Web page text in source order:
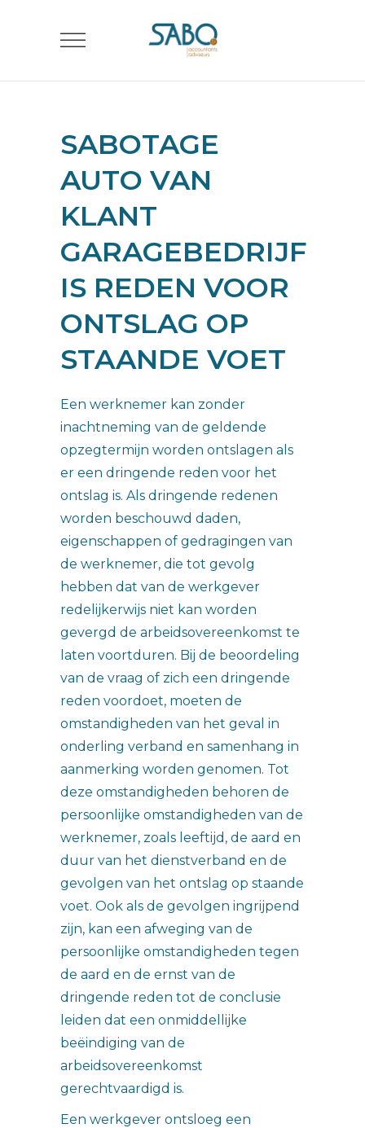
SABOTAGE
AUTO VAN
KLANT
GARAGEBEDRIJF
IS REDEN VOOR
ONTSLAG OP
STAANDE VOET
Een werknemer kan zonder
inachtneming van de geldende
opzegtermijn worden ontslagen als
er een dringende reden voor het
ontslag is. Als dringende redenen
worden beschouwd daden,
eigenschappen of gedragingen van
de werknemer, die tot gevolg
hebben dat van de werkgever
redelijkerwijs niet kan worden
gevergd de arbeidsovereenkomst te
laten voortduren. Bij de beoordeling
van de vraag of zich een dringende
reden voordoet, moeten de
omstandigheden van het geval in
onderling verband en samenhang in
aanmerking worden genomen. Tot
deze omstandigheden behoren de
persoonlijke omstandigheden van de
werknemer, zoals leeftijd, de aard en
duur van het dienstverband en de
gevolgen van het ontslag op staande
voet. Ook als de gevolgen ingrijpend
zijn, kan een afweging van de
persoonlijke omstandigheden tegen
de aard en de ernst van de
dringende reden tot de conclusie
leiden dat een onmiddellijke
beëindiging van de
arbeidsovereenkomst
gerechtvaardigd is.
Een werkgever ontsloeg een